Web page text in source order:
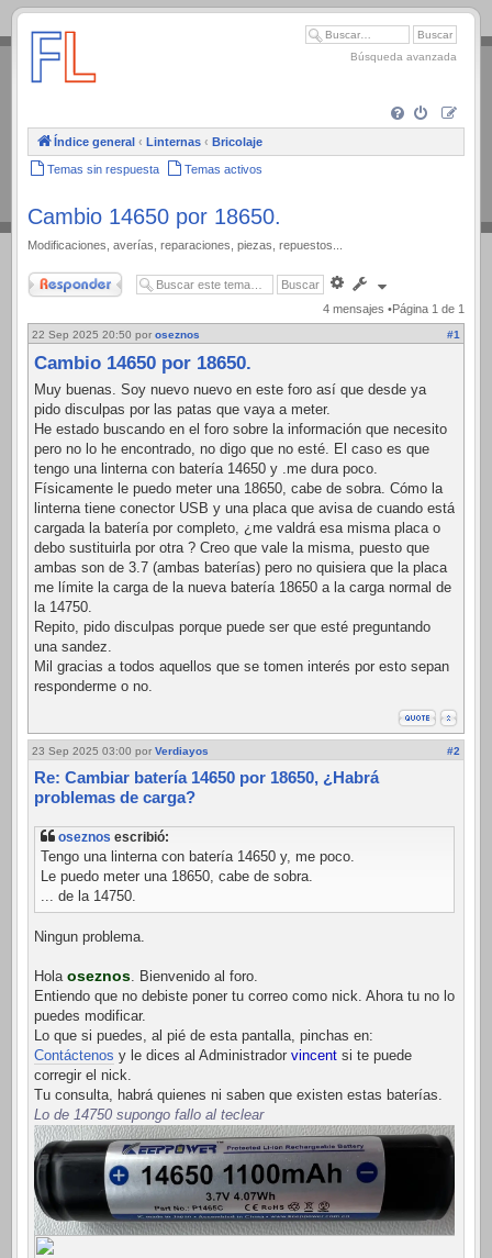
.
Búsqueda avanzada
Índice general ‹ Linternas ‹ Bricolaje
Temas sin respuesta Temas activos
Cambio 14650 por 18650.
Modificaciones, averías, reparaciones, piezas, repuestos...
Responder
Búsqueda
4 mensajes •Página 1 de 1
22 Sep 2025 20:50 por oseznos #1
Cambio 14650 por 18650.
Muy buenas. Soy nuevo nuevo en este foro así que desde ya
pido disculpas por las patas que vaya a meter.
He estado buscando en el foro sobre la información que necesito
pero no lo he encontrado, no digo que no esté. El caso es que
tengo una linterna con batería 14650 y .me dura poco.
Físicamente le puedo meter una 18650, cabe de sobra. Cómo la
linterna tiene conector USB y una placa que avisa de cuando está
cargada la batería por completo, ¿me valdrá esa misma placa o
debo sustituirla por otra ? Creo que vale la misma, puesto que
ambas son de 3.7 (ambas baterías) pero no quisiera que la placa
me límite la carga de la nueva batería 18650 a la carga normal de
la 14750.
Repito, pido disculpas porque puede ser que esté preguntando
una sandez.
Mil gracias a todos aquellos que se tomen interés por esto sepan
responderme o no.
23 Sep 2025 03:00 por Verdiayos #2
Re: Cambiar batería 14650 por 18650, ¿Habrá
problemas de carga?
oseznos escribió:
Tengo una linterna con batería 14650 y, me poco.
Le puedo meter una 18650, cabe de sobra.
... de la 14750.
Ningun problema.
Hola oseznos. Bienvenido al foro.
Entiendo que no debiste poner tu correo como nick. Ahora tu no lo
puedes modificar.
Lo que si puedes, al pié de esta pantalla, pinchas en:
Contáctenos y le dices al Administrador vincent si te puede
corregir el nick.
Tu consulta, habrá quienes ni saben que existen estas baterías.
Lo de 14750 supongo fallo al teclear